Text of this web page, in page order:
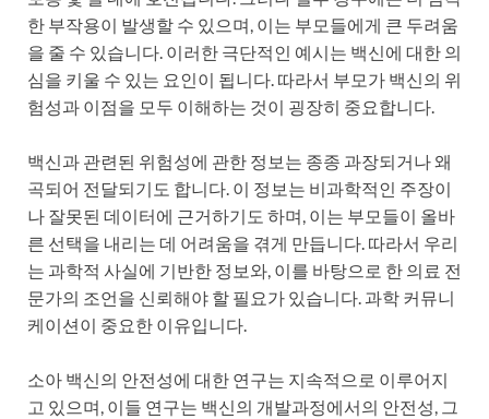
한 부작용이 발생할 수 있으며, 이는 부모들에게 큰 두려움
을 줄 수 있습니다. 이러한 극단적인 예시는 백신에 대한 의
심을 키울 수 있는 요인이 됩니다. 따라서 부모가 백신의 위
험성과 이점을 모두 이해하는 것이 굉장히 중요합니다.
백신과 관련된 위험성에 관한 정보는 종종 과장되거나 왜
곡되어 전달되기도 합니다. 이 정보는 비과학적인 주장이
나 잘못된 데이터에 근거하기도 하며, 이는 부모들이 올바
른 선택을 내리는 데 어려움을 겪게 만듭니다. 따라서 우리
는 과학적 사실에 기반한 정보와, 이를 바탕으로 한 의료 전
문가의 조언을 신뢰해야 할 필요가 있습니다. 과학 커뮤니
케이션이 중요한 이유입니다.
소아 백신의 안전성에 대한 연구는 지속적으로 이루어지
고 있으며, 이들 연구는 백신의 개발과정에서의 안전성, 그